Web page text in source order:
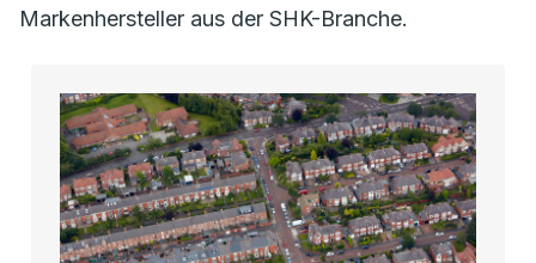
Markenhersteller aus der SHK-Branche.